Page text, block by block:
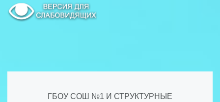
ГБОУ СОШ №1 И СТРУКТУРНЫЕ